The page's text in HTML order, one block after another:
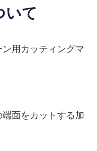
いて
ン用カッティングマ
面をカットする加